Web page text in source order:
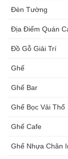
Đèn Tường
Địa Điểm Quán
Đồ Gỗ Giải Trí
Ghế
Ghế Bar
Ghế Bọc Vải Thổ
Ghế Cafe
Ghế Nhựa Chân